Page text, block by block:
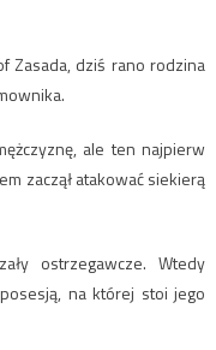
Zasada, dziś rano rodzina
ale ten najpierw
zaczął atakować siekierą
ostrzegawcze. Wtedy
na której stoi jego